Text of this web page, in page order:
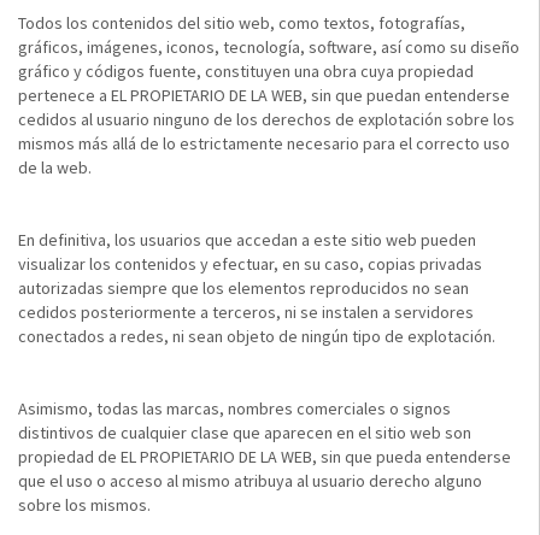
Todos los contenidos del sitio web, como textos, fotografías,
gráficos, imágenes, iconos, tecnología, software, así como su diseño
gráfico y códigos fuente, constituyen una obra cuya propiedad
pertenece a EL PROPIETARIO DE LA WEB, sin que puedan entenderse
cedidos al usuario ninguno de los derechos de explotación sobre los
mismos más allá de lo estrictamente necesario para el correcto uso
de la web.
En definitiva, los usuarios que accedan a este sitio web pueden
visualizar los contenidos y efectuar, en su caso, copias privadas
autorizadas siempre que los elementos reproducidos no sean
cedidos posteriormente a terceros, ni se instalen a servidores
conectados a redes, ni sean objeto de ningún tipo de explotación.
Asimismo, todas las marcas, nombres comerciales o signos
distintivos de cualquier clase que aparecen en el sitio web son
propiedad de EL PROPIETARIO DE LA WEB, sin que pueda entenderse
que el uso o acceso al mismo atribuya al usuario derecho alguno
sobre los mismos.